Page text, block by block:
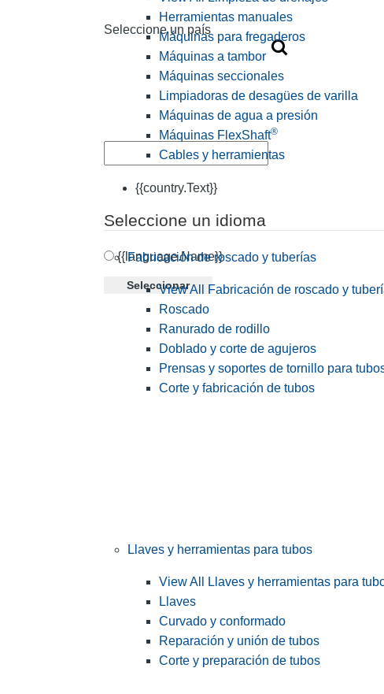
Seleccione un país
{{country.Text}}
Seleccione un idioma
{{language.Name}}
Seleccionar
Herramientas manuales
Máquinas para fregaderos
Máquinas a tambor
Máquinas seccionales
Limpiadoras de desagües de varilla
Máquinas de agua a presión
Máquinas FlexShaft®
Cables y herramientas
Fabricación de roscado y tuberías
View All Fabricación de roscado y
Roscado
Ranurado de rodillo
Doblado y corte de agujeros
Prensas y soportes de tornillo para
Corte y fabricación de tubos
Llaves y herramientas para tubos
View All Llaves y herramientas para
Llaves
Curvado y conformado
Reparación y unión de tubos
Corte y preparación de tubos